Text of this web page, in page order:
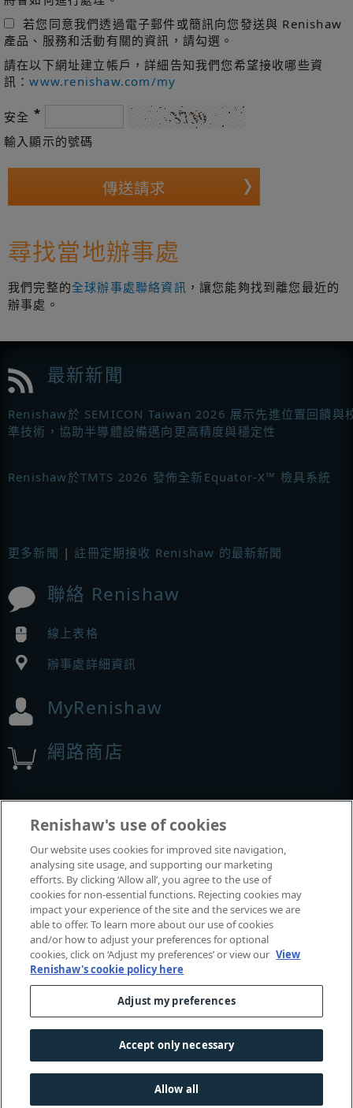
若您同意我們透過電子郵件或簡訊向您發送與 Renishaw
產品、服務和活動有關的資訊，請勾選。
請在以下網址建立帳戶，詳細告知我們您希望接收哪些資
訊：www.renishaw.com/my
安全 *
輸入顯示的號碼
尋找當地辦事處
我們完整的全球辦事處聯絡資訊 ，讓您能夠找到離您最近的
辦事處。
最新新聞
Renishaw於 SEMICON Taiwan 2026 展示先進位置回饋與
準技術，協助半導體設備邁向更高精度與穩定性
Renishaw於TMTS 2026 發佈全新Equator-X™ 檢具系統
更多新聞 | 註冊定期接收 Renishaw 的最新新聞
聯絡 Renishaw
線上表格
辦事處詳細資訊
MyRenishaw
網路商店
展覽與會議
我們參加的活動
© 2001–2026 Renishaw plc. 保留所有權利。
聯絡我們 | | |
|
Renishaw's use of cookies
Our website uses cookies for improved site navigation,
analysing site usage, and supporting our marketing
efforts. By clicking ‘Allow all’, you agree to the use of
cookies for non-essential functions. Rejecting cookies may
impact your experience of the site and the services we are
able to offer. To learn more about our use of cookies
and/or how to adjust your preferences for optional
cookies, click on ‘Adjust my preferences’ or view our View
Renishaw's cookie policy here
Adjust my preferences
Accept only necessary
Allow all